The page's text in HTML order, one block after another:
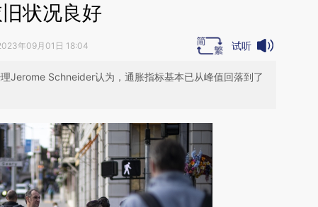
状况良好
年09月01日 18:04 试听
Jerome Schneider认为，通胀指标基本已从峰值回落到了